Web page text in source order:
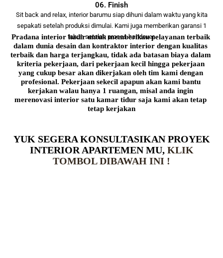
06. Finish
Sit back and relax, interior barumu siap dihuni dalam waktu yang kita
sepakati setelah produksi dimulai. Kami juga memberikan garansi 1
tahun setelah proses handover.
Pradana interior hadir untuk memberikan pelayanan terbaik
dalam dunia desain dan kontraktor interior dengan kualitas
terbaik dan harga terjangkau, tidak ada batasan biaya dalam
kriteria pekerjaan, dari pekerjaan kecil hingga pekerjaan
yang cukup besar akan dikerjakan oleh tim kami dengan
profesional. Pekerjaan sekecil apapun akan kami bantu
kerjakan walau hanya 1 ruangan, misal anda ingin
merenovasi interior satu kamar tidur saja kami akan tetap
tetap kerjakan
YUK SEGERA KONSULTASIKAN PROYEK
INTERIOR APARTEMEN MU, KLIK
TOMBOL DIBAWAH INI !